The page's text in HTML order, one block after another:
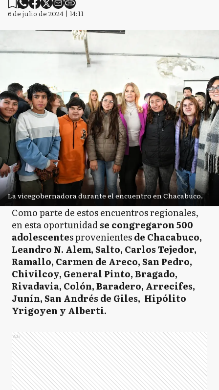
6 de julio de 2024 | 14:11
La vicegobernadora durante el encuentro en Chacabuco.
Como parte de estos encuentros regionales,
en esta oportunidadse congregaron 500
adolescentes provenientesde Chacabuco,
Leandro N. Alem, Salto, Carlos Tejedor,
Ramallo, Carmen de Areco, San Pedro,
Chivilcoy, General Pinto, Bragado,
Rivadavia, Colón, Baradero, Arrecifes,
Junín, San Andrés de Giles, Hipólito
Yrigoyen y Alberti.
Ads